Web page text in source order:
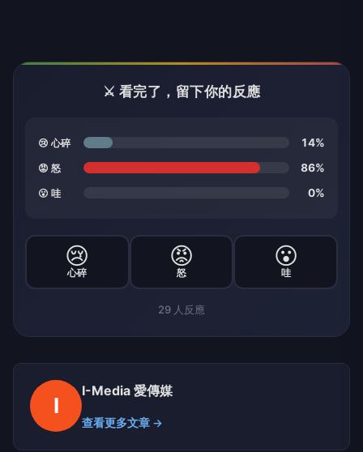
⚔️ 看完了，留下你的反應
😢 心碎 14%
😡 怒 86%
😮 哇 0%
😢
心碎
😡
怒
😮
哇
29 人反應
I
I-Media 愛傳媒
查看更多文章 →